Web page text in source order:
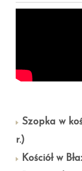
Szopka w
r.)
Kościół w